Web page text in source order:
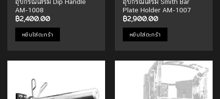
AM-1008
฿2,400.00
หยิบใส่ตะกร้า
Plate Holder AM-1007
฿2,900.00
หยิบใส่ตะกร้า
Wishlist
Add to
Wishlist